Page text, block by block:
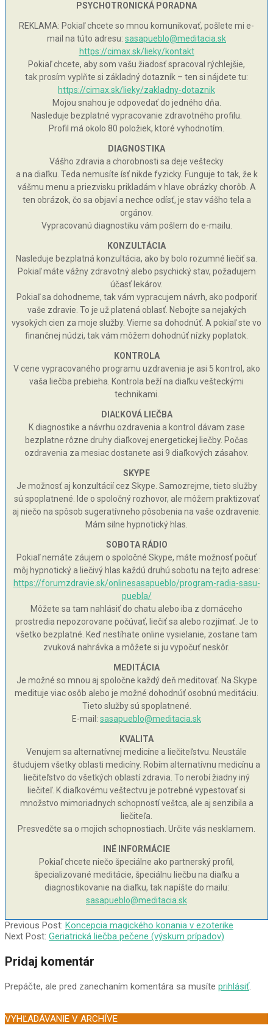
PSYCHOTRONICKÁ PORADNA
REKLAMA: Pokiaľ chcete so mnou komunikovať, pošlete mi e-
mail na túto adresu: sasapueblo@meditacia.sk
https://cimax.sk/lieky/kontakt
Pokiaľ chcete, aby som vašu žiadosť spracoval rýchlejšie,
tak prosím vyplňte si základný dotazník – ten si nájdete tu:
https://cimax.sk/lieky/zakladny-dotaznik
Mojou snahou je odpovedať do jedného dňa.
Nasleduje bezplatné vypracovanie zdravotného profilu.
Profil má okolo 80 položiek, ktoré vyhodnotím.
DIAGNOSTIKA
Vášho zdravia a chorobnosti sa deje veštecky
a na diaľku. Teda nemusíte ísť nikde fyzicky. Funguje to tak, že k
vášmu menu a priezvisku prikladám v hlave obrázky chorôb. A
ten obrázok, čo sa objaví a nechce odísť, je stav vášho tela a
orgánov.
Vypracovanú diagnostiku vám pošlem do e-mailu.
KONZULTÁCIA
Nasleduje bezplatná konzultácia, ako by bolo rozumné liečiť sa.
Pokiaľ máte vážny zdravotný alebo psychický stav, požadujem
účasť lekárov.
Pokiaľ sa dohodneme, tak vám vypracujem návrh, ako podporiť
vaše zdravie. To je už platená oblasť. Nebojte sa nejakých
vysokých cien za moje služby. Vieme sa dohodnúť. A pokiaľ ste vo
finančnej núdzi, tak vám môžem dohodnúť nízky poplatok.
KONTROLA
V cene vypracovaného programu uzdravenia je asi 5 kontrol, ako
vaša liečba prebieha. Kontrola beží na diaľku vešteckými
technikami.
DIAĽKOVÁ LIEČBA
K diagnostike a návrhu ozdravenia a kontrol dávam zase
bezplatne rôzne druhy diaľkovej energetickej liečby. Počas
ozdravenia za mesiac dostanete asi 9 diaľkových zásahov.
SKYPE
Je možnosť aj konzultácií cez Skype. Samozrejme, tieto služby
sú spoplatnené. Ide o spoločný rozhovor, ale môžem praktizovať
aj niečo na spôsob sugeratívneho pôsobenia na vaše ozdravenie.
Mám silne hypnotický hlas.
SOBOTA RÁDIO
Pokiaľ nemáte záujem o spoločné Skype, máte možnosť počuť
môj hypnotický a liečivý hlas každú druhú sobotu na tejto adrese:
https://forumzdravie.sk/onlinesasapueblo/program-radia-sasu-
puebla/
Môžete sa tam nahlásiť do chatu alebo iba z domáceho
prostredia nepozorovane počúvať, liečiť sa alebo rozjímať. Je to
všetko bezplatné. Keď nestíhate online vysielanie, zostane tam
zvuková nahrávka a môžete si ju vypočuť neskôr.
MEDITÁCIA
Je možné so mnou aj spoločne každý deň meditovať. Na Skype
medituje viac osôb alebo je možné dohodnúť osobnú meditáciu.
Tieto služby sú spoplatnené.
E-mail: sasapueblo@meditacia.sk
KVALITA
Venujem sa alternatívnej medicíne a liečiteľstvu. Neustále
študujem všetky oblasti medicíny. Robím alternatívnu medicínu a
liečiteľstvo do všetkých oblastí zdravia. To nerobí žiadny iný
liečiteľ. K diaľkovému veštectvu je potrebné vypestovať si
množstvo mimoriadnych schopností veštca, ale aj senzibila a
liečiteľa.
Presvedčte sa o mojich schopnostiach. Určite vás nesklamem.
INÉ INFORMÁCIE
Pokiaľ chcete niečo špeciálne ako partnerský profil,
špecializované meditácie, špeciálnu liečbu na diaľku a
diagnostikovanie na diaľku, tak napíšte do mailu:
sasapueblo@meditacia.sk
2007-
07-
Previous Post: Koncepcia magického konania v ezoterike
Next Post: Geriatrická liečba pečene (výskum prípadov)
Pridaj komentár
Prepáčte, ale pred zanechaním komentára sa musíte prihlásiť.
VYHĽADÁVANIE V ARCHÍVE